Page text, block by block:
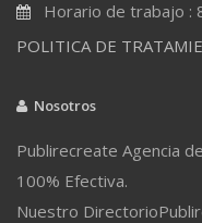
Horario de trabajo :
POLITICA DE
Nosotros
Publirecreate Agencia
100% Efectiva.
Nuestro